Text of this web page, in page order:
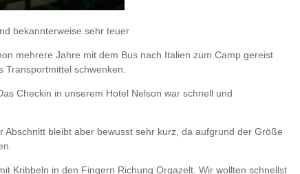
bekannterweise sehr teuer
mehrere Jahre mit dem Bus nach Italien zum Camp gereist
schwenken.
Checkin in unserem Hotel Nelson war schnell und
bleibt aber bewusst sehr kurz, da aufgrund der Größe
Kribbeln in den Fingern Richung Orgazelt. Wir wollten schnellst